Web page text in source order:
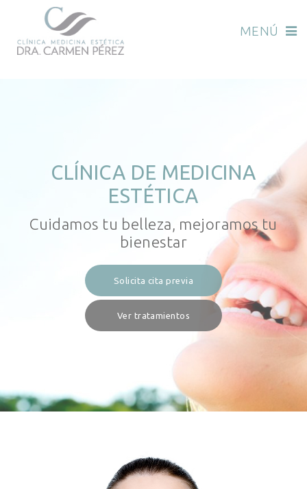
MENÚ
CLÍNICA DE MEDICINA
ESTÉTICA
Cuidamos tu belleza, mejoramos tu
bienestar
Solicita cita previa
Ver tratamientos